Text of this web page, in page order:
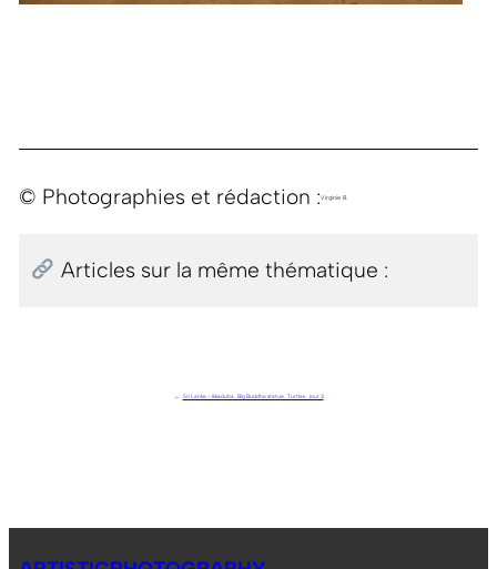
© Photographies et rédaction :Virginie B.
Articles sur la même thématique :
← Sri Lanka – Ikkaduha . Big Buddha statue . Turtles . Jour 3